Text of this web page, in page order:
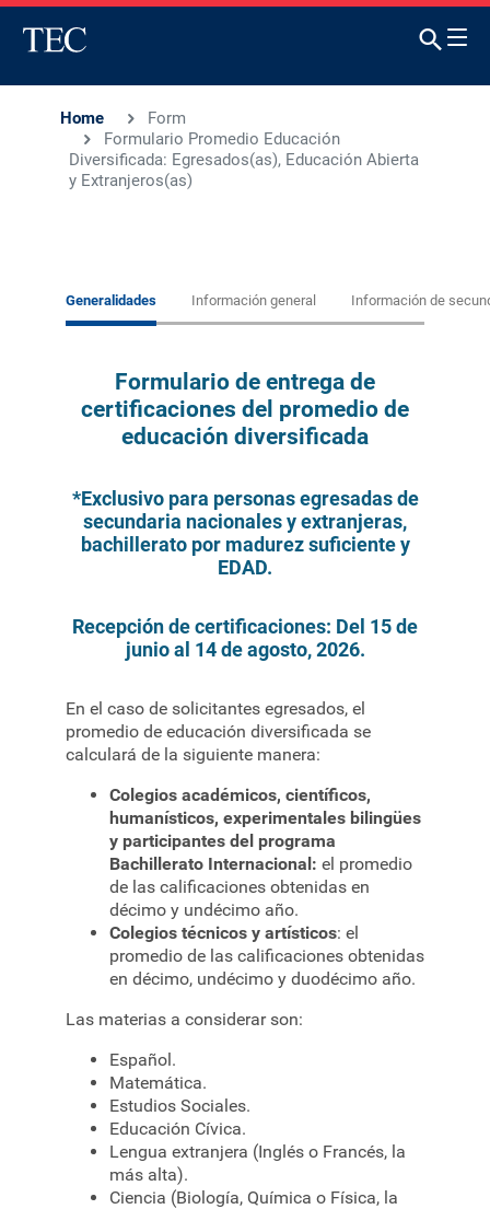
Home
Form
Formulario Promedio Educación
Diversificada: Egresados(as), Educación Abierta
y Extranjeros(as)
Current
Generalidades Información general Información de
Formulario de entrega de
certificaciones del promedio de
educación diversificada
*Exclusivo para personas egresadas de
secundaria nacionales y extranjeras,
bachillerato por madurez suficiente y
EDAD.
Recepción de certificaciones: Del 15 de
junio al 14 de agosto, 2026.
En el caso de solicitantes egresados, el
promedio de educación diversificada se
calculará de la siguiente manera:
Colegios académicos, científicos,
humanísticos, experimentales bilingües
y participantes del programa
Bachillerato Internacional: el promedio
de las calificaciones obtenidas en
décimo y undécimo año.
Colegios técnicos y artísticos: el
promedio de las calificaciones obtenidas
en décimo, undécimo y duodécimo año.
Las materias a considerar son:
Español.
Matemática.
Estudios Sociales.
Educación Cívica.
Lengua extranjera (Inglés o Francés, la
más alta).
Ciencia (Biología, Química o Física, la